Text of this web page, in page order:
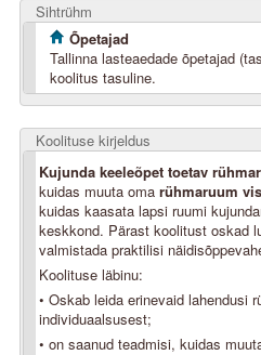
Sihtrühm
Õpetajad
Tallinna lasteaedade õpetajad
koolitus tasuline.
Koolituse kirjeldus
Kujunda keeleõpet toetav
kuidas muuta oma rühmaruum
kuidas kaasata lapsi ruumi
keskkond. Pärast koolitust oskad
valmistada praktilisi
Koolituse läbinu:
• Oskab leida erinevaid lahendusi
individuaalsusest;
• on saanud teadmisi, kuidas